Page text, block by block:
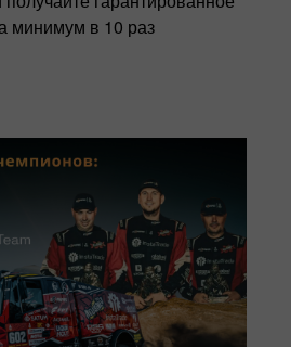
минимум в 10 раз